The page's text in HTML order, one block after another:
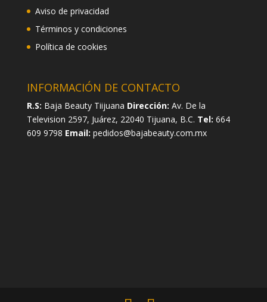
Aviso de privacidad
Términos y condiciones
Política de cookies
INFORMACIÓN DE CONTACTO
R.S: Baja Beauty Tiijuana Dirección: Av. De la
Television 2597, Juárez, 22040 Tijuana, B.C. Tel: 664
609 9798 Email: pedidos@bajabeauty.com.mx